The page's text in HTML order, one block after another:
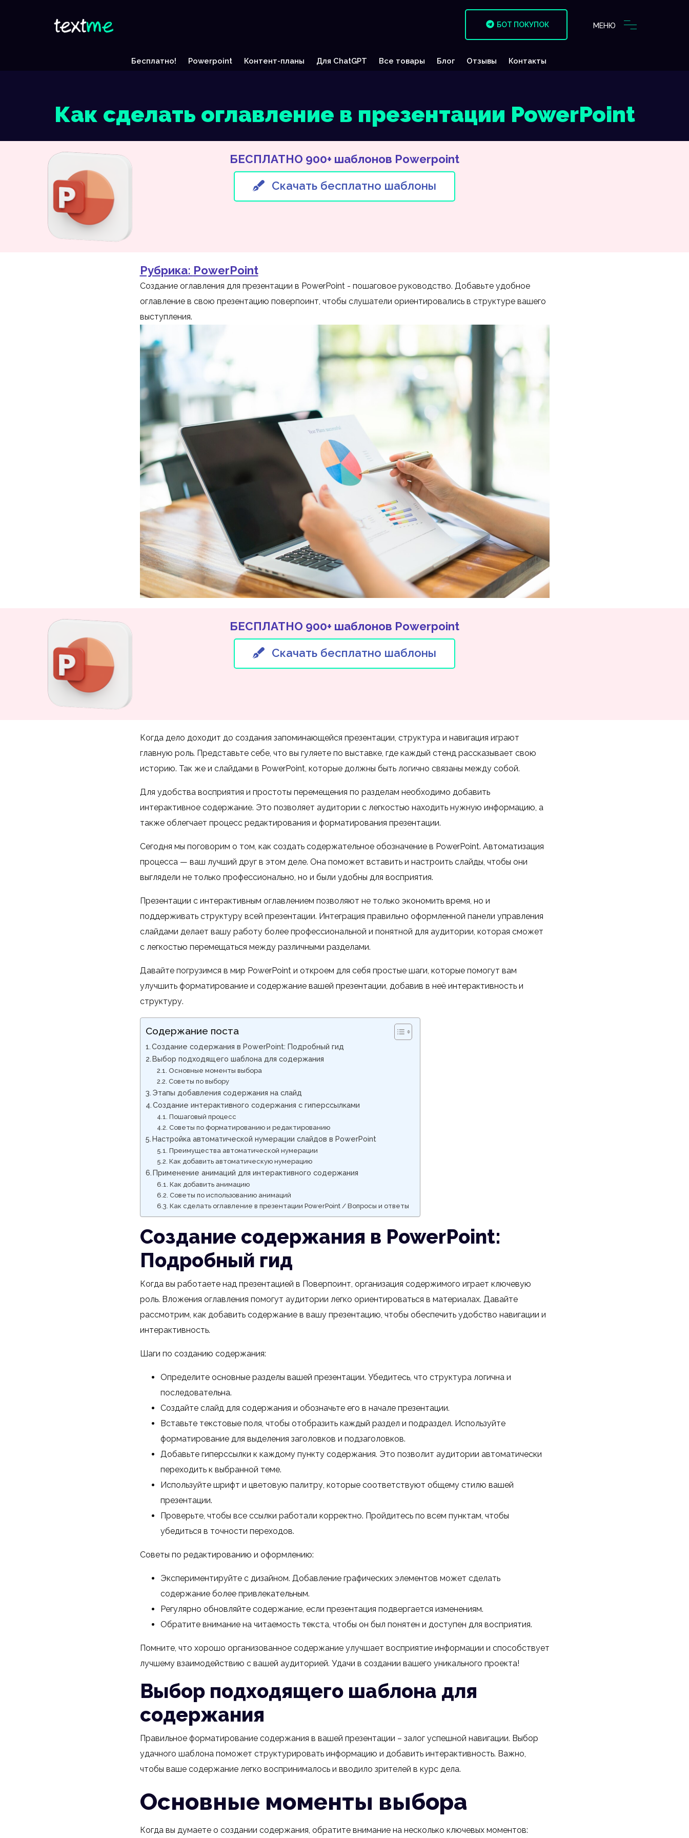
БОТ ПОКУПОК МЕНЮ
Бесплатно! Powerpoint Контент-планы Для ChatGPT Все товары Блог Отзывы Контакты
Как сделать оглавление в презентации PowerPoint
БЕСПЛАТНО 900+ шаблонов Powerpoint
Скачать бесплатно шаблоны
Рубрика: PowerPoint
Создание оглавления для презентации в PowerPoint - пошаговое руководство. Добавьте удобное
оглавление в свою презентацию поверпоинт, чтобы слушатели ориентировались в структуре вашего
выступления.
БЕСПЛАТНО 900+ шаблонов Powerpoint
Скачать бесплатно шаблоны
Когда дело доходит до создания запоминающейся презентации, структура и навигация играют
главную роль. Представьте себе, что вы гуляете по выставке, где каждый стенд рассказывает свою
историю. Так же и слайдами в PowerPoint, которые должны быть логично связаны между собой.
Для удобства восприятия и простоты перемещения по разделам необходимо добавить
интерактивное содержание. Это позволяет аудитории с легкостью находить нужную информацию, а
также облегчает процесс редактирования и форматирования презентации.
Сегодня мы поговорим о том, как создать содержательное обозначение в PowerPoint. Автоматизация
процесса — ваш лучший друг в этом деле. Она поможет вставить и настроить слайды, чтобы они
выглядели не только профессионально, но и были удобны для восприятия.
Презентации с интерактивным оглавлением позволяют не только экономить время, но и
поддерживать структуру всей презентации. Интеграция правильно оформленной панели управления
слайдами делает вашу работу более профессиональной и понятной для аудитории, которая сможет
с легкостью перемещаться между различными разделами.
Давайте погрузимся в мир PowerPoint и откроем для себя простые шаги, которые помогут вам
улучшить форматирование и содержание вашей презентации, добавив в неё интерактивность и
структуру.
Содержание поста
Создание содержания в PowerPoint: Подробный гид
Выбор подходящего шаблона для содержания
Основные моменты выбора
Советы по выбору
Этапы добавления содержания на слайд
Создание интерактивного содержания с гиперссылками
Пошаговый процесс
Советы по форматированию и редактированию
Настройка автоматической нумерации слайдов в PowerPoint
Преимущества автоматической нумерации
Как добавить автоматическую нумерацию
Применение анимаций для интерактивного содержания
Как добавить анимацию
Советы по использованию анимаций
Как сделать оглавление в презентации PowerPoint / Вопросы и ответы
Создание содержания в PowerPoint:
Подробный гид
Когда вы работаете над презентацией в Поверпоинт, организация содержимого играет ключевую
роль. Вложения оглавления помогут аудитории легко ориентироваться в материалах. Давайте
рассмотрим, как добавить содержание в вашу презентацию, чтобы обеспечить удобство навигации и
интерактивность.
Шаги по созданию содержания:
Определите основные разделы вашей презентации. Убедитесь, что структура логична и
последовательна.
Создайте слайд для содержания и обозначьте его в начале презентации.
Вставьте текстовые поля, чтобы отобразить каждый раздел и подраздел. Используйте
форматирование для выделения заголовков и подзаголовков.
Добавьте гиперссылки к каждому пункту содержания. Это позволит аудитории автоматически
переходить к выбранной теме.
Используйте шрифт и цветовую палитру, которые соответствуют общему стилю вашей
презентации.
Проверьте, чтобы все ссылки работали корректно. Пройдитесь по всем пунктам, чтобы
убедиться в точности переходов.
Советы по редактированию и оформлению:
Экспериментируйте с дизайном. Добавление графических элементов может сделать
содержание более привлекательным.
Регулярно обновляйте содержание, если презентация подвергается изменениям.
Обратите внимание на читаемость текста, чтобы он был понятен и доступен для восприятия.
Помните, что хорошо организованное содержание улучшает восприятие информации и способствует
лучшему взаимодействию с вашей аудиторией. Удачи в создании вашего уникального проекта!
Выбор подходящего шаблона для
содержания
Правильное форматирование содержания в вашей презентации – залог успешной навигации. Выбор
удачного шаблона поможет структурировать информацию и добавить интерактивность. Важно,
чтобы ваше содержание легко воспринималось и вводило зрителей в курс дела.
Основные моменты выбора
Когда вы думаете о создании содержания, обратите внимание на несколько ключевых моментов: